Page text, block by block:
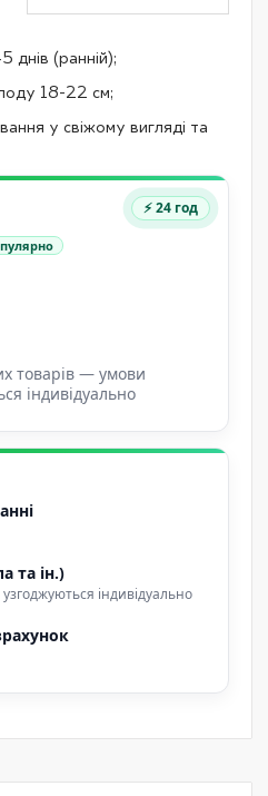
днів (ранній);
18-22 см;
у свіжому вигляді та
⚡ 24 год
товарів — умови
індивідуально
та ін.)
індивідуально